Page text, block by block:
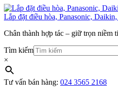
Lắp đặt điều hòa, Panasonic,
Chân thành hợp tác – giữ trọn niềm
Tìm kiếm
×
Tư vấn bán hàng: 024 3565 2168